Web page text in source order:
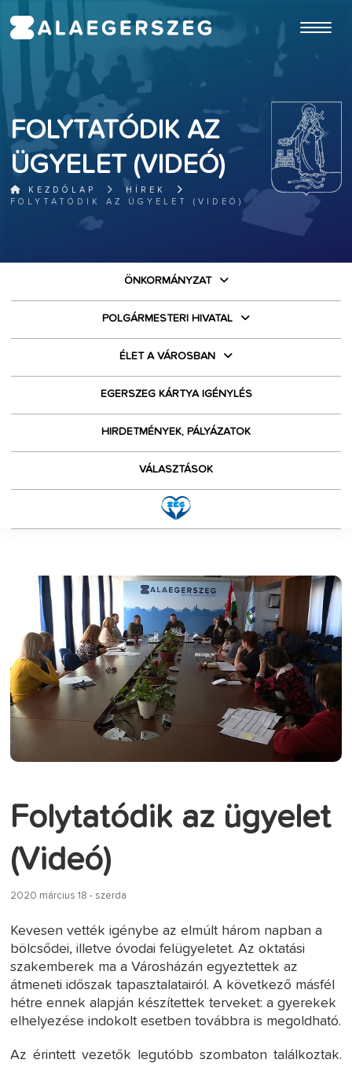
FOLYTATÓDIK AZ
ÜGYELET (VIDEÓ)
KEZDŐLAP
HÍREK
FOLYTATÓDIK AZ ÜGYELET (VIDEÓ)
ÖNKORMÁNYZAT
POLGÁRMESTERI HIVATAL
ÉLET A VÁROSBAN
EGERSZEG KÁRTYA IGÉNYLÉS
HIRDETMÉNYEK, PÁLYÁZATOK
VÁLASZTÁSOK
Folytatódik az ügyelet
(Videó)
2020 március 18 - szerda
Kevesen vették igénybe az elmúlt három napban a
bölcsődei, illetve óvodai felügyeletet. Az oktatási
szakemberek ma a Városházán egyeztettek az
átmeneti időszak tapasztalatairól. A következő másfél
hétre ennek alapján készítettek terveket: a gyerekek
elhelyezése indokolt esetben továbbra is megoldható.
Az érintett vezetők legutóbb szombaton találkoztak.